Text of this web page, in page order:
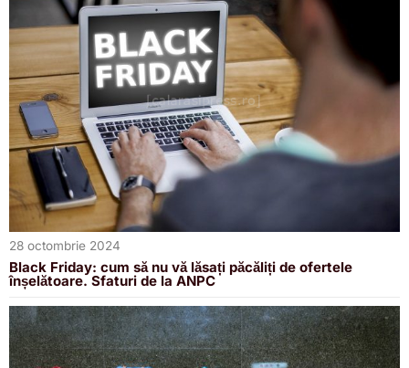
28 octombrie 2024
Black Friday: cum să nu vă lăsați păcăliți de ofertele
înșelătoare. Sfaturi de la ANPC